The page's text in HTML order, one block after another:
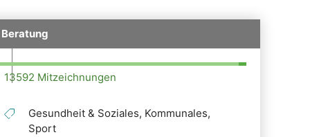
Beratung
13592 Mitzeichnungen
Gesundheit & Soziales, Kommunales,
Sport